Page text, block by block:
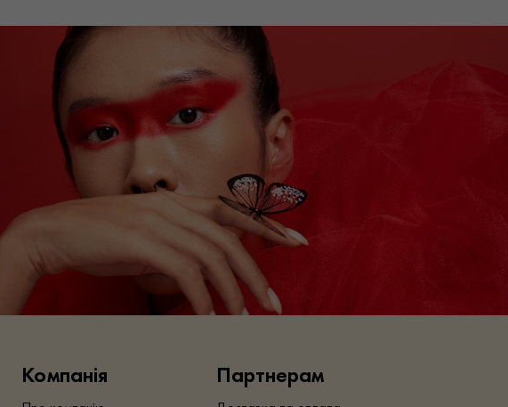
Компанія Партнерам